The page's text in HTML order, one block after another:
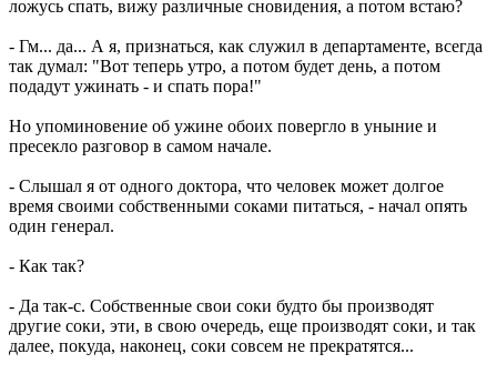
ложусь спать, вижу различные сновидения, а потом встаю?
- Гм... да... А я, признаться, как служил в департаменте, всегда
так думал: "Вот теперь утро, а потом будет день, а потом
подадут ужинать - и спать пора!"
Но упоминовение об ужине обоих повергло в уныние и
пресекло разговор в самом начале.
- Слышал я от одного доктора, что человек может долгое
время своими собственными соками питаться, - начал опять
один генерал.
- Как так?
- Да так-с. Собственные свои соки будто бы производят
другие соки, эти, в свою очередь, еще производят соки, и так
далее, покуда, наконец, соки совсем не прекратятся...